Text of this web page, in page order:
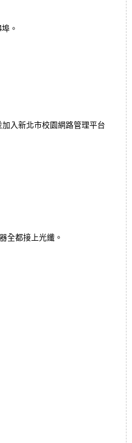
。
入新北市校園網路管理平台
全都接上光纖。